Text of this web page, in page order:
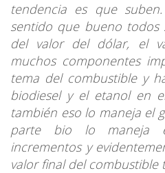
tendencia es que
sentido que bueno todos
del valor del dólar, el
muchos componentes
tema del combustible y
biodiesel y el etanol en
también eso lo maneja el
parte bio lo maneja
incrementos y
valor final del combustible